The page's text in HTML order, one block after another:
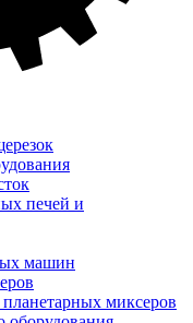
печей и
машин
планетарных миксеров